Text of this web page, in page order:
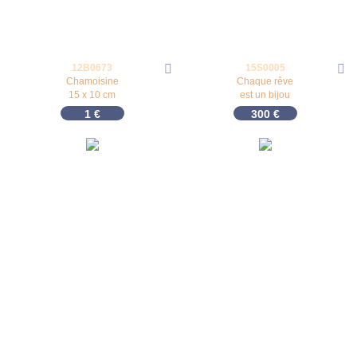
12B0673
Chamoisine
15 x 10 cm
1 €
15S0005
Chaque rêve
est un bijou
300 €